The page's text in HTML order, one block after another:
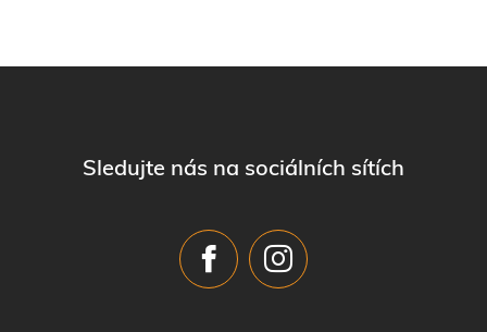
Sledujte nás na sociálních sítích